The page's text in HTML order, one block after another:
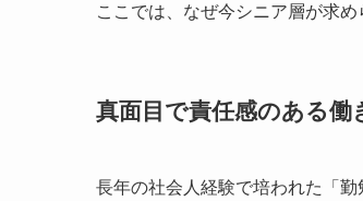
ここでは、なぜ今シニア層が求
真面目で責任感のある
長年の社会人経験で培われた「